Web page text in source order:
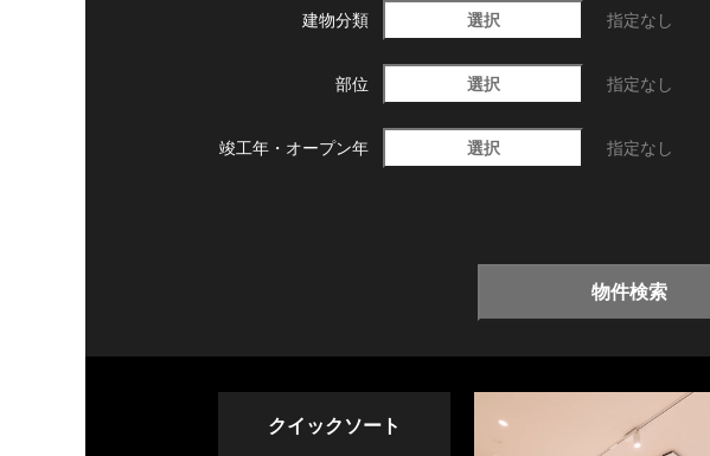
建物分類 選択 指定なし
部位 選択 指定なし
竣工年・ オープン年 選択 指定なし
物件検索
クイックソート